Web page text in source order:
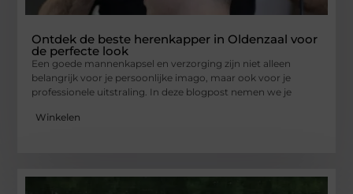
Ontdek de beste herenkapper in Oldenzaal voor
de perfecte look
Een goede mannenkapsel en verzorging zijn niet alleen
belangrijk voor je persoonlijke imago, maar ook voor je
professionele uitstraling. In deze blogpost nemen we je
Winkelen